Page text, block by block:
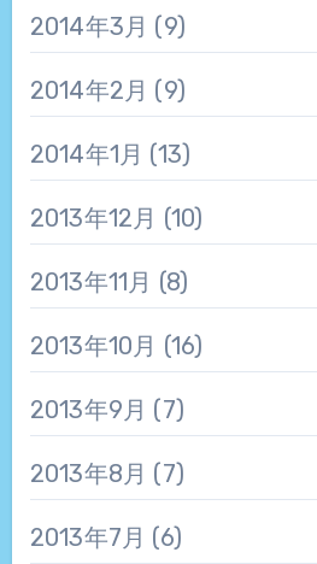
2014年3月 (9)
2014年2月 (9)
2014年1月 (13)
2013年12月 (10)
2013年11月 (8)
2013年10月 (16)
2013年9月 (7)
2013年8月 (7)
2013年7月 (6)